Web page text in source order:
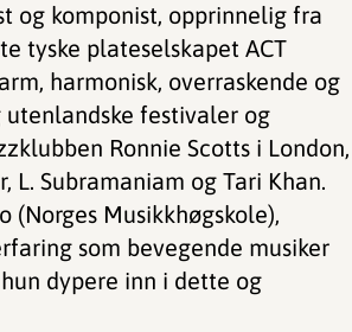
og komponist, opprinnelig fra
tyske plateselskapet ACT
harmonisk, overraskende og
utenlandske festivaler og
Ronnie Scotts i London,
L. Subramaniam og Tari Khan.
(Norges Musikkhøgskole),
som bevegende musiker
dypere inn i dette og